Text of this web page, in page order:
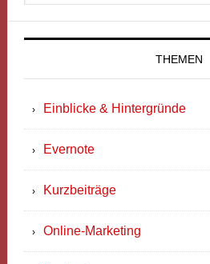
THEMEN
Einblicke & Hintergründe
Evernote
Kurzbeiträge
Online-Marketing